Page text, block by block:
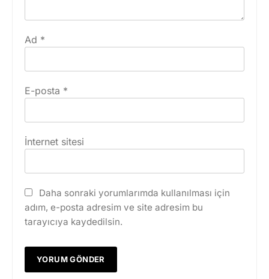
Ad *
E-posta *
İnternet sitesi
Daha sonraki yorumlarımda kullanılması için
adım, e-posta adresim ve site adresim bu
tarayıcıya kaydedilsin.